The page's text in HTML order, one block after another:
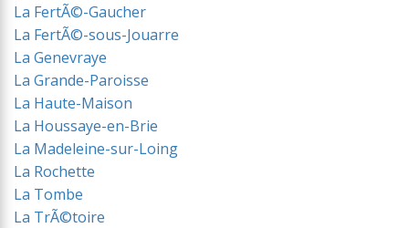
La FertÃ©-Gaucher
La FertÃ©-sous-Jouarre
La Genevraye
La Grande-Paroisse
La Haute-Maison
La Houssaye-en-Brie
La Madeleine-sur-Loing
La Rochette
La Tombe
La TrÃ©toire